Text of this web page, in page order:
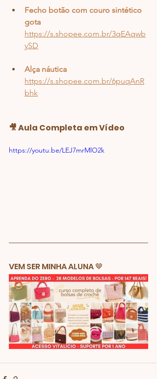
Fecho botão com couro sintético
gota
https://s.shopee.com.br/3qEAqwb
ySD
Alça náutica
https://s.shopee.com.br/6puqAnR
bhk
🎥 Aula Completa em Vídeo
https://youtu.be/LEJ7mrMlO2k
VEM SER MINHA ALUNA 🤎